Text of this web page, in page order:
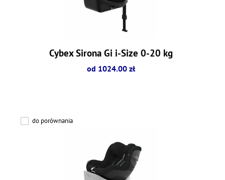
Cybex Sirona Gi i-Size 0-20 kg
od 1024.00 zł
do porównania